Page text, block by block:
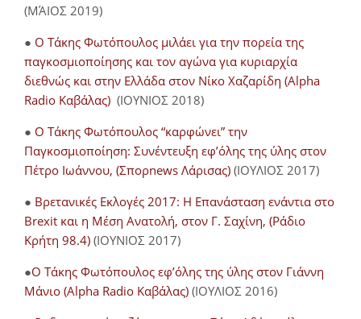
(ΜΆΙΟΣ 2019)
● Ο Τάκης Φωτόπουλος μιλάει για την πορεία της
παγκοσμιοποίησης και τον αγώνα για κυριαρχία
διεθνώς και στην Ελλάδα στον Νίκο Χαζαρίδη (Alpha
Radio Καβάλας) (ΙΟΥΝΙΟΣ 2018)
● Ο Τάκης Φωτόπουλος “καρφώνει” την
Παγκοσμιοποίηση: Συνέντευξη εφ’όλης της ύλης στον
Πέτρο Ιωάννου, (Σπορnews Λάρισας) (ΙΟΥΛΙΟΣ 2017)
● Βρετανικές Εκλογές 2017: Η Επανάσταση ενάντια στο
Brexit και η Μέση Ανατολή, στον Γ. Σαχίνη, (Ράδιο
Κρήτη 98.4) (ΙΟΥΝΙΟΣ 2017)
●O Τάκης Φωτόπουλος εφ’όλης της ύλης στον Γιάννη
Μάνιο (Alpha Radio Καβάλας) (ΙΟΥΛΙΟΣ 2016)